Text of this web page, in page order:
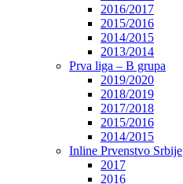
2016/2017
2015/2016
2014/2015
2013/2014
Prva liga – B grupa
2019/2020
2018/2019
2017/2018
2015/2016
2014/2015
Inline Prvenstvo Srbije
2017
2016